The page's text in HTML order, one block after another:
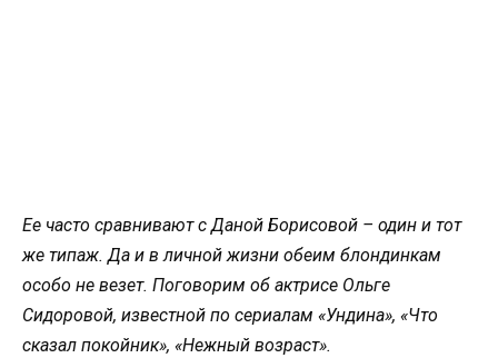
Ее часто сравнивают с Даной Борисовой – один и тот
же типаж. Да и в личной жизни обеим блондинкам
особо не везет. Поговорим об актрисе Ольге
Сидоровой, известной по сериалам «Ундина», «Что
сказал покойник», «Нежный возраст».